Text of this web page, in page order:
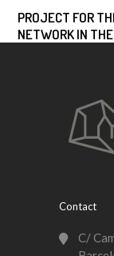
PROJECT FOR
NETWORK IN
Contact
C/